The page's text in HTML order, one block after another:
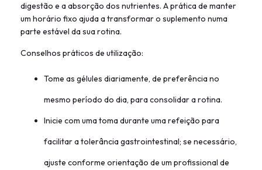
digestão e a absorção dos nutrientes. A prática de manter
um horário fixo ajuda a transformar o suplemento numa
parte estável da sua rotina.
Conselhos práticos de utilização:
Tome as gélules diariamente, de preferência no
mesmo período do dia, para consolidar a rotina.
Inicie com uma toma durante uma refeição para
facilitar a tolerância gastrointestinal; se necessário,
ajuste conforme orientação de um profissional de